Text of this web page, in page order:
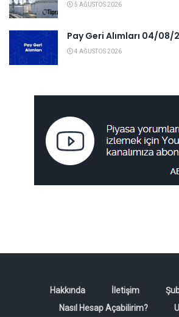
5 AĞUSTOS 2026
Pay Geri Alımları 04/08/
4 AĞUSTOS 2026
Hakkında İletişim
Nasıl Hesap Açabilirim?